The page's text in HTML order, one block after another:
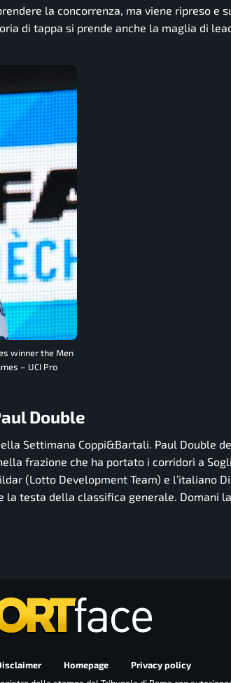
la concorrenza, ma viene ripreso e
di tappa si prende anche la maglia di
winner the Men
– UCI Pro
Double
Settimana Coppi&Bartali. Paul Double
frazione che ha portato i corridori a
(Lotto Development Team) e l’italiano
la testa della classifica generale. Domani
Homepage
Privacy policy